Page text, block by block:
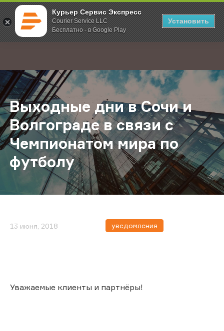
Курьер Сервис Экспресс
Courier Service LLC
Бесплатно - в Google Play
Установить
; Главная О компании Новости Выходные дни в Сочи и
Выходные дни в Сочи и
Волгограде в связи с
Чемпионатом мира по
футболу
13 июня, 2018 уведомления
Уважаемые клиенты и партнёры!